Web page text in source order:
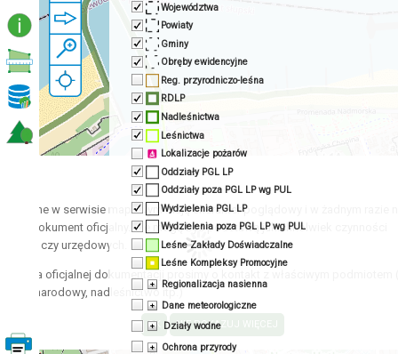
Województwa
Powiaty
Gminy
Obręby ewidencyjne
Reg. przyrodniczo-leśna
RDLP
Nadleśnictwa
Leśnictwa
Lokalizacje pożarów
Oddziały PGL LP
Oddziały poza PGL LP wg PUL
Wydzielenia PGL LP
Wydzielenia poza PGL LP wg PUL
Leśne Zakłady Doświadczalne
Leśne Kompleksy Promocyjne
Regionalizacja nasienna
Dane meteorologiczne
Działy wodne
Ochrona przyrody
w serwisie mapowym mają charakter poglądowy i w żadnym razie
jako dokument oficjalny. Nie mogą być podstawą jakichkolwiek czynności
czy urzędowych.
oficjalnej dokumentacji prosimy o kontakt z właściwym podmiotem
park narodowy, nadleśnictwo itp.)